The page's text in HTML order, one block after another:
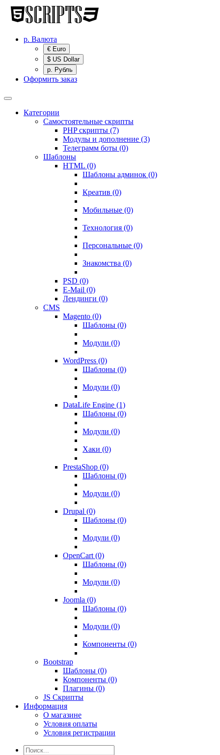
р. Валюта
€ Euro
$ US Dollar
р. Рубль
Оформить заказ
Категории
Самостоятельные скрипты
PHP скрипты (7)
Модулы и дополнение (3)
Телеграмм боты (0)
Шаблоны
HTML (0)
Шаблоны админок (0)
Креатив (0)
Мобильные (0)
Технология (0)
Персональные (0)
Знакомства (0)
PSD (0)
E-Mail (0)
Лендинги (0)
CMS
Magento (0)
Шаблоны (0)
Модули (0)
WordPress (0)
Шаблоны (0)
Модули (0)
DataLife Engine (1)
Шаблоны (0)
Модули (0)
Хаки (0)
PrestaShop (0)
Шаблоны (0)
Модули (0)
Drupal (0)
Шаблоны (0)
Модули (0)
OpenCart (0)
Шаблоны (0)
Модули (0)
Joomla (0)
Шаблоны (0)
Модули (0)
Компоненты (0)
Bootstrap
Шаблоны (0)
Компоненты (0)
Плагины (0)
JS Скрипты
Информация
О магазине
Условия оплаты
Условия регистрации